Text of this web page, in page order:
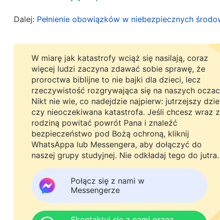
odniesieniu do dzieła kościoła mają poczucie
na siebie odpowiedzialność, przestrzegają
do jego pełnienia. Wiele osób obawia się
obowiązków. Ich lęk przejawia się na trzy
które nie wymagają wzięcia na siebie
wykonanie jakiegoś obowiązku, najpierw
to go nie chcą. Gdy obowiązek nie wymaga
rozliczani z jego wykonania, akceptują go
jest męcząca lub uciążliwa, i choć z oporem
go dobrze, wolą robić to niestarannie. Czas
zasada. Po drugie, kiedy napotykają trudności
to przywódca się nim zajął i go rozwiązał, z
przywódca poradzi sobie z problemem, nie
Dalej: Pełnienie obowiązków w niebezpiecznych
W miarę jak katastrofy wciąż się nasilają, coraz
więcej ludzi zaczyna zdawać sobie sprawę, że
proroctwa biblijne to nie bajki dla dzieci, lecz
rzeczywistość rozgrywająca się na naszych
Nikt nie wie, co nadejdzie najpierw: jutrzejszy
czy nieoczekiwana katastrofa. Jeśli chcesz wraz z
rodziną powitać powrót Pana i znaleźć
bezpieczeństwo pod Bożą ochroną, kliknij
WhatsAppa lub Messengera, aby dołączyć do
naszej grupy studyjnej. Nie odkładaj tego do jutra.
Połącz się z nami w
Messengerze